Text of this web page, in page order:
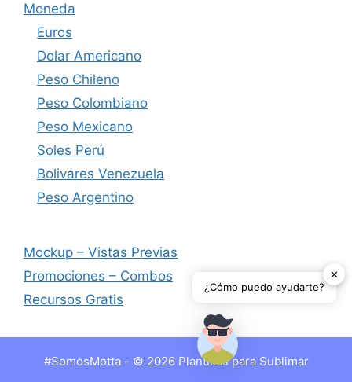
Moneda
Euros
Dolar Americano
Peso Chileno
Peso Colombiano
Peso Mexicano
Soles Perú
Bolivares Venezuela
Peso Argentino
Mockup – Vistas Previas
Promociones – Combos
Recursos Gratis
#SomosMotta - © 2026 Plantillas para Sublimar
✕
¿Cómo puedo ayudarte?